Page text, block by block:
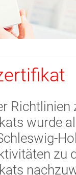
wurde
zu